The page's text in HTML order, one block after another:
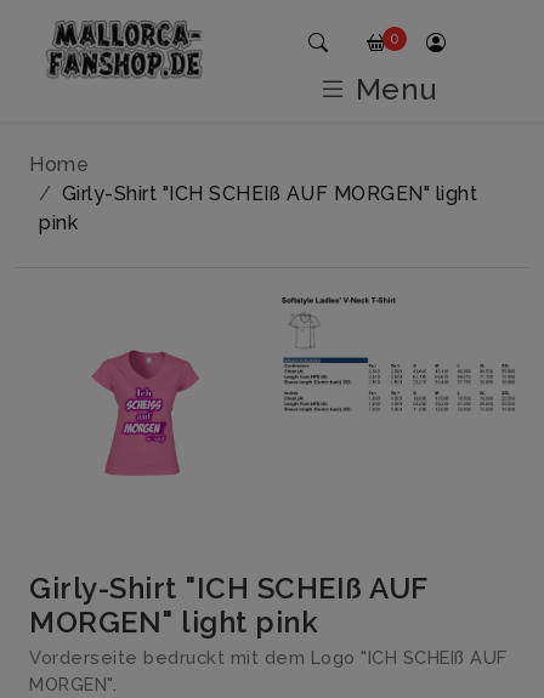
Home
Girly-Shirt "ICH SCHEIß AUF MORGEN" light
pink
Girly-Shirt "ICH SCHEIß AUF
MORGEN" light pink
Vorderseite bedruckt mit dem Logo "ICH SCHEIß AUF
MORGEN".
0
Menu